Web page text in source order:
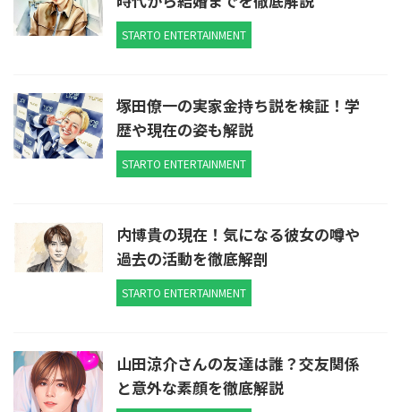
STARTO ENTERTAINMENT
塚田僚一の実家金持ち説を検証！学
歴や現在の姿も解説
STARTO ENTERTAINMENT
内博貴の現在！気になる彼女の噂や
過去の活動を徹底解剖
STARTO ENTERTAINMENT
山田涼介さんの友達は誰？交友関係
と意外な素顔を徹底解説